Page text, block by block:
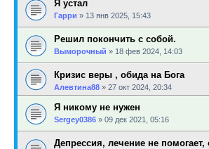
Я устал
Гарри » 13 янв 2025, 15:43
Решил покончить с собой.
Выморочный » 18 фев 2024, 14:03
Кризис веры , обида на Бога
Алевтина88 » 27 окт 2024, 20:34
Я никому не нужен
Sergey0386 » 09 дек 2021, 05:16
Депрессия, лечение не помогает,